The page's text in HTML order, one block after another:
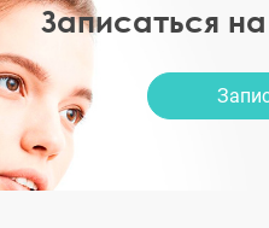
Записаться